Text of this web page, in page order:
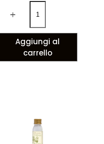
Aggiungi al
carrello